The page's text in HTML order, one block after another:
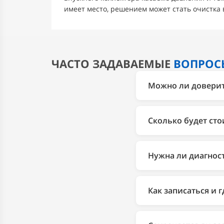
имеет место, решением может стать очистка
ЧАСТО ЗАДАВАЕМЫЕ
Можно ли
диагностики до
Сколько будет
соответствующем
Нужна ли
менять исправные
Как записаться и